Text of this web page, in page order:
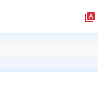
type_specimen